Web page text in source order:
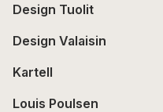
Design Tuolit
Design Valaisin
Kartell
Louis Poulsen